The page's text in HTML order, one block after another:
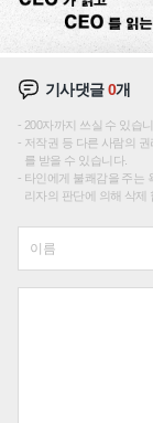
기사댓글0개
200자까지 쓰실 수 있습
저작권 등 다른 사람의
를 받을 수 있습니다.
타인에게 불쾌감을 주는
리자의 판단에 의해 삭제